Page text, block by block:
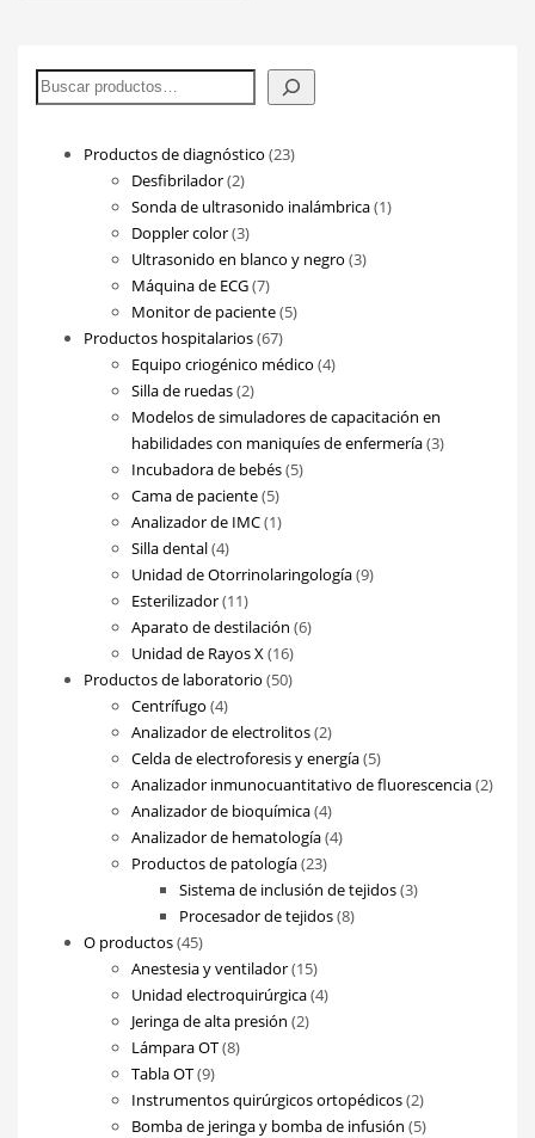
Buscar
Productos de diagnóstico 2323
Desfibrilador 22
productos
Sonda de ultrasonido inalámbrica 11
Doppler color 33
productos
Ultrasonido en blanco y negro 33
Máquina de ECG 77
productos
Monitor de paciente 55
Productos hospitalarios 6767
productos
Equipo criogénico médico 44
Silla de ruedas 22
productos
Modelos de simuladores de capacitación en
habilidades con maniquíes de enfermería 33
Incubadora de bebés 55
Cama de paciente 55
productos
Analizador de IMC 11
Silla dental 44
productos
Unidad de Otorrinolaringología 99
Esterilizador 1111
productos
Aparato de destilación 66
Unidad de Rayos X 1616
productos
Productos de laboratorio 5050
Centrífugo 44
productos
Analizador de electrolitos 22
productos
Celda de electroforesis y energía 55
productos
Analizador inmunocuantitativo de fluorescencia 22
Analizador de bioquímica 44
productos
Analizador de hematología 44
Productos de patología 2323
productos
Sistema de inclusión de tejidos 33
Procesador de tejidos 88
O productos 4545
productos
Anestesia y ventilador 1515
productos
Unidad electroquirúrgica 44
Jeringa de alta presión 22
Lámpara OT 88
Tabla OT 99
productos
Instrumentos quirúrgicos ortopédicos 22
productos
Bomba de jeringa y bomba de infusión 55